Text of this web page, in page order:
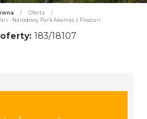
/ Oferta
/
- Narodowy Park Akamas z Pissouri
183/18107